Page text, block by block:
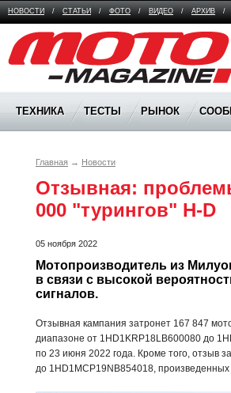
НОВОСТИ / СТАТЬИ / ФОТО / ВИДЕО / АРХИВ /
Moto Magazine
ТЕХНИКА ТЕСТЫ РЫНОК
Главная → Новости
Отзывная:
000 "турингов" H-D
05 ноября 2022
Мотопроизводитель из
в связи с высокой
сигналов.
Отзывная кампания затронет 167 847
диапазоне от 1HD1KRP18LB600080 до
по 23 июня 2022 года. Кроме того, отзыв
до 1HD1MCP19NB854018,